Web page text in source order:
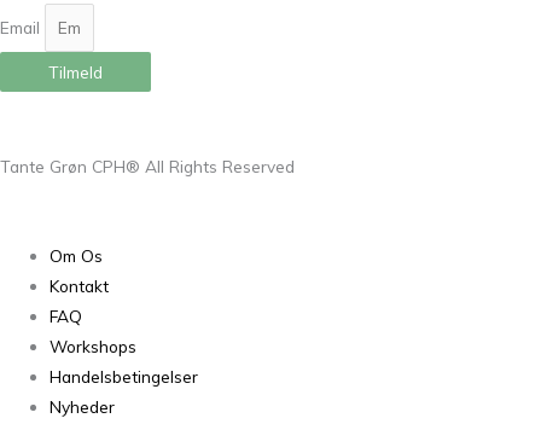
Email
Tilmeld
Tante Grøn CPH® All Rights Reserved
Om Os
Kontakt
FAQ
Workshops
Handelsbetingelser
Nyheder